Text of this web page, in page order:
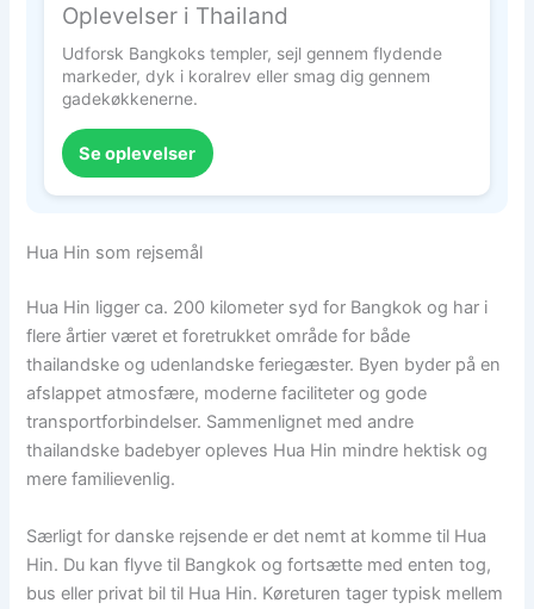
Oplevelser i Thailand
Udforsk Bangkoks templer, sejl gennem flydende
markeder, dyk i koralrev eller smag dig gennem
gadekøkkenerne.
Se oplevelser
Hua Hin som rejsemål
Hua Hin ligger ca. 200 kilometer syd for Bangkok og har i
flere årtier været et foretrukket område for både
thailandske og udenlandske feriegæster. Byen byder på en
afslappet atmosfære, moderne faciliteter og gode
transportforbindelser. Sammenlignet med andre
thailandske badebyer opleves Hua Hin mindre hektisk og
mere familievenlig.
Særligt for danske rejsende er det nemt at komme til Hua
Hin. Du kan flyve til Bangkok og fortsætte med enten tog,
bus eller privat bil til Hua Hin. Køreturen tager typisk mellem